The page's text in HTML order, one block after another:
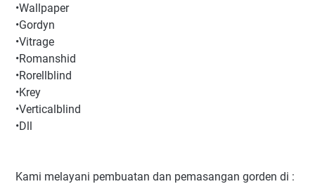
•Wallpaper
•Gordyn
•Vitrage
•Romanshid
•Rorellblind
•Krey
•Verticalblind
•Dll
Kami melayani pembuatan dan pemasangan gorden di :